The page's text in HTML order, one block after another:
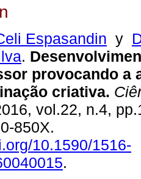
Espasandin y
.
provocando a
criativa.
vol.22, n.4,
850X.
10.1590/1516-
.